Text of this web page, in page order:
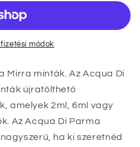
fizetési módok
Mirra minták. Az Acqua Di
újratölthető
amelyek 2ml, 6ml vagy
. Az Acqua Di Parma
ha ki szeretnéd